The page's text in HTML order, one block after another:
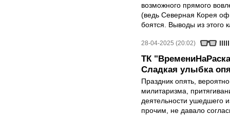
возможного прямого
(ведь Северная Корея
боятся. Выводы из этого
28-04-2025 (20:02)
ТК
Сладкая улыбка
Праздник опять,
милитаризма,
деятельности ушедшего
прочим, не давало